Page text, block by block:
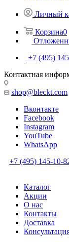
Личный
Корзина0
+7 (495)
Контактная
shop@bleckt.com
Вконтакте
Facebook
Instagram
YouTube
WhatsApp
+7 (495) 145-10-
Каталог
Акции
О нас
Контакты
Доставка